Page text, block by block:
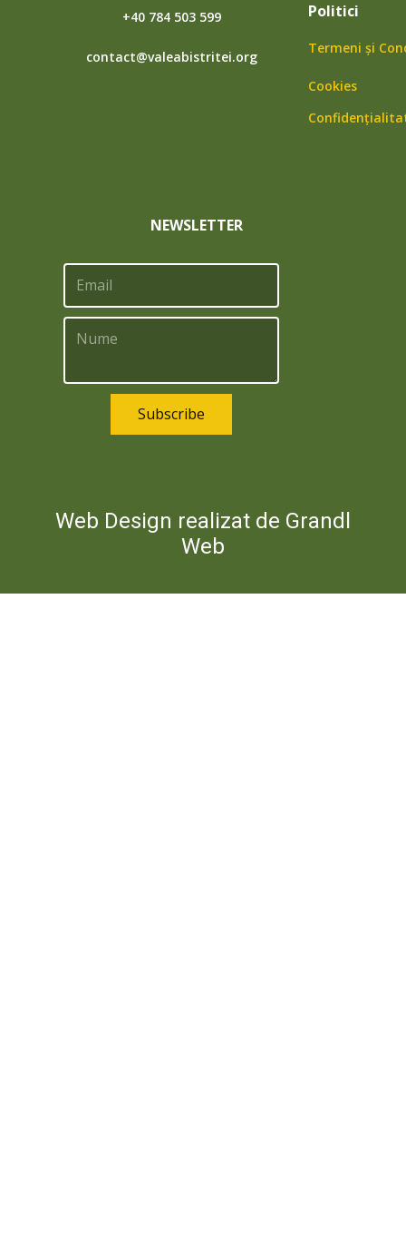
+40 784 503 599
contact@valeabistritei.org
NEWSLETTER
Subscribe
Politici
Termeni și
Cookies
Web Design realizat de Grandl
Web